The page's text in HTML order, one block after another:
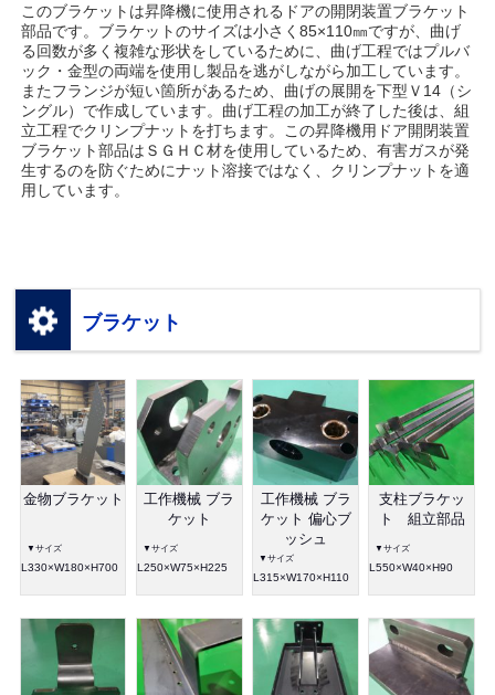
このブラケットは昇降機に使用されるドアの開閉装置ブラケット
部品です。ブラケットのサイズは小さく85×110㎜ですが、曲げ
る回数が多く複雑な形状をしているために、曲げ工程ではプルバ
ック・金型の両端を使用し製品を逃がしながら加工しています。
またフランジが短い箇所があるため、曲げの展開を下型Ｖ14（シ
ングル）で作成しています。曲げ工程の加工が終了した後は、組
立工程でクリンプナットを打ちます。この昇降機用ドア開閉装置
ブラケット部品はＳＧＨＣ材を使用しているため、有害ガスが発
生するのを防ぐためにナット溶接ではなく、クリンプナットを適
用しています。
ブラケット
金物ブラケット
▼サイズ
L330×W180×H700
工作機械 ブラ
ケット
▼サイズ
L250×W75×H225
工作機械 ブラ
ケット 偏心ブ
ッシュ
▼サイズ
L315×W170×H110
支柱ブラケッ
ト 組立部品
▼サイズ
L550×W40×H90